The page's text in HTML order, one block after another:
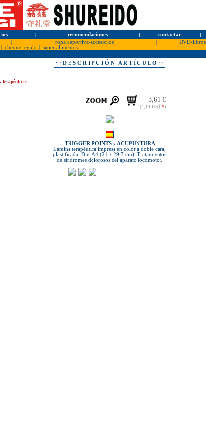
l recomendaciones l contactar l
ropa deportiva-accesorios DVD-libros
cheque regalo
super alimentos
· · D E S C R I P C I Ó N A R T Í C U L O · ·
terapéuticos
3,61 €
(4,14 US$ *)
TRIGGER POINTS y ACUPUNTURA
Lámina terapéutica impresa en color a doble cara,
plastificada, Din-A4 (21 x 29,7 cm). Tratamientos
de síndromes dolorosos del aparato locomotor.